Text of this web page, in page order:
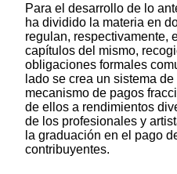
Para el desarrollo de lo
ha dividido la materia en
regulan, respectivamente,
capítulos del mismo,
obligaciones formales
lado se crea un sistema
mecanismo de pagos
de ellos a rendimientos
de los profesionales y
la graduación en el pago
contribuyentes.